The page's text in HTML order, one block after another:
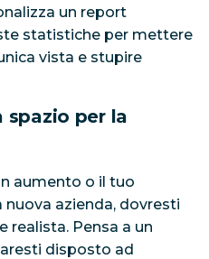
un report
statistiche per mettere
vista e stupire
spazio per la
aumento o il tuo
azienda, dovresti
realista. Pensa a un
disposto ad